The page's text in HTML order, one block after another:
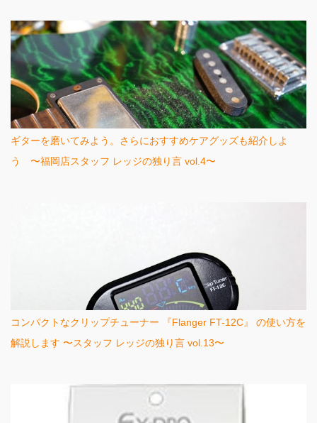
ギターを磨いてみよう。さらにおすすめケアグッズも紹介しよ
う 〜福岡店スタッフ レッジの独り言 vol.4〜
コンパクトなクリップチューナー 『Flanger FT-12C』 の使い方を
解説します 〜スタッフ レッジの独り言 vol.13〜